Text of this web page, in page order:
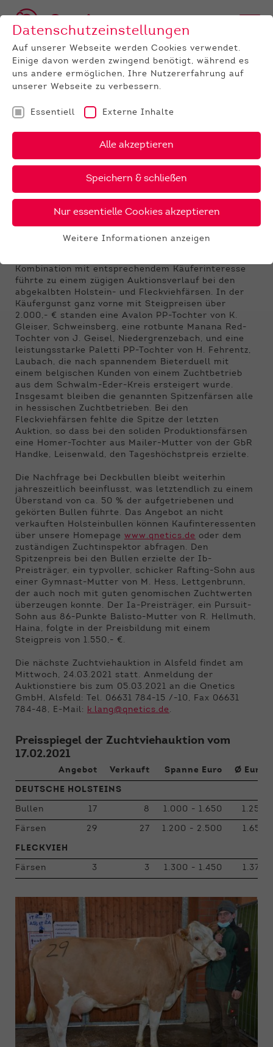
UNTERNEHMEN News
Ergebnisse der Zuchtvieh-
Auktion im Februar
Färsen gefragt, verhaltene Nachfrage bei
Kombination mit entsprechendem Käuferinteresse
führte zu einem zügigen Auktionsverlauf bei den
abgekalbten Holstein- und Fleckviehfärsen. In der
Käufergunst ganz vorne mit Steigpreisen über
2.000,- € standen eine Avalon PP-Tochter von K.
Gleiser, Schweinsberg, eine rotbunte Manana Red-
Tochter von J. Geisel, Niedergrenzebach, und eine
leistungsstarke Paletti PP-Tochter von H. Fehrentz,
Laubach, die nach spannendem Bieterduell mit
einem belgischen Kunden von einem Zuchtbetrieb
aus dem Schwalm-Eder-Kreis ersteigert wurde.
Insgesamt bleiben die genannten Spitzenfärsen alle
in hessischen Zuchtbetrieben. Bei den
Fleckviehfärsen fehlte die Spitze der letzten
Auktion, so dass bei den soliden Produktionsfärsen
eine Homer-Tochter aus Mailer-Mutter von der GbR
Handke, Leisenwald, den Tageshöchstpreis erzielte.
Die Nachfrage bei Deckbullen bleibt weiterhin
jahreszeitlich beeinflusst, was letztendlich zu einem
Überstand von ca. 50 % der aufgetriebenen und
gekörten Bullen führte. Das Angebot an nicht
verkauften Holsteinbullen können Kaufinteressenten
über unsere Homepage www.qnetics.de oder dem
zuständigen Zuchtinspektor abfragen. Den
Spitzenpreis bei den Bullen erzielte der Ib-
Preisträger, ein typvoller, schicker Rafting-Sohn aus
einer Gymnast-Mutter von M. Hess, Lettgenbrunn,
der auch noch mit guten genomischen Zuchtwerten
überzeugen konnte. Der Ia-Preisträger, ein Pursuit-
Sohn aus 86-Punkte Balisto-Mutter von R. Hellmuth,
Haina, folgte in der Preisbildung mit einem
Steigpreis von 1.550,- €.
Die nächste Zuchtviehauktion in Alsfeld findet am
Mittwoch, 24.03.2021 statt. Anmeldung der
Auktionstiere bis zum 05.03.2021 an die Qnetics
GmbH, Alsfeld: Tel. 06631 784-15 /-10, Fax 06631
784-48, E-Mail: k.lang@qnetics.de .
Preisspiegel der Zuchtviehauktion vom
17.02.2021
Angebot Verkauft Spanne Euro Ø Euro
DEUTSCHE HOLSTEINS
Bullen 17 8 1.000 - 1.650 1.256
Färsen 29 27 1.200 - 2.500 1.657
FLECKVIEH
Färsen 3 3 1.300 - 1.450 1.375
Datenschutzeinstellungen
Auf unserer Webseite werden Cookies verwendet.
Einige davon werden zwingend benötigt, während es
uns andere ermöglichen, Ihre Nutzererfahrung auf
unserer Webseite zu verbessern.
Essentiell Externe Inhalte
Alle akzeptieren
Speichern & schließen
Nur essentielle Cookies akzeptieren
Funktionen der Webseite benötigt. Dadurch ist
gewährleistet, dass die Webseite einwandfrei
funktioniert.
Name cookie_optin
Anbieter Qnetics
Laufzeit 1 Jahr
Zweck Cookie Einstellungen speichern
Cookie-Informationen anzeigen
Externe Inhalte
Wir verwenden auf unserer Website externe
Inhalte, um Ihnen zusätzliche Informationen
anzubieten.
Weitere Informationen anzeigen